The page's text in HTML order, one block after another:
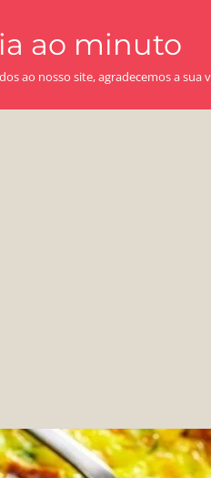
ao minuto
ao nosso site, agradecemos a sua